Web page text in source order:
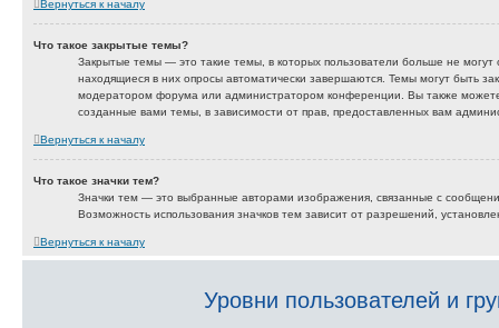
Вернуться к началу
Что такое закрытые темы?
Закрытые темы — это такие темы, в которых пользователи больше не могут
находящиеся в них опросы автоматически завершаются. Темы могут быть
модератором форума или администратором конференции. Вы также
созданные вами темы, в зависимости от прав, предоставленных вам
Вернуться к началу
Что такое значки тем?
Значки тем — это выбранные авторами изображения, связанные с
Возможность использования значков тем зависит от разрешений,
Вернуться к началу
Уровни пользователей и